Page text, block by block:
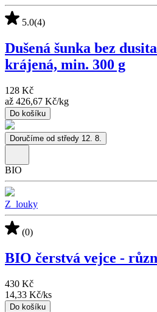
5.0(4)
Dušená šunka bez
krájená, min. 300 g
128 Kč
až 426,67 Kč/kg
Do košíku
Doručíme od středy 12. 8.
BIO
Z_louky
(0)
BIO čerstvá vejce -
430 Kč
14,33 Kč/ks
Do košíku